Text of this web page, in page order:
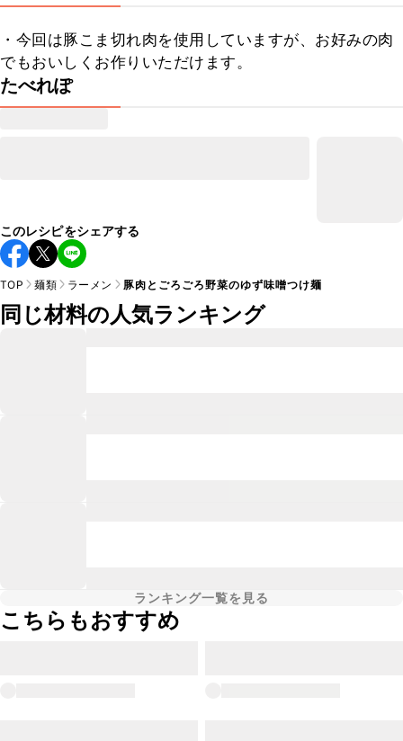
・今回は豚こま切れ肉を使用していますが、お好みの肉
でもおいしくお作りいただけます。
たべれぽ
このレシピをシェアする
TOP 麺類 ラーメン 豚肉とごろごろ野菜のゆず味噌つけ麺
同じ材料の人気ランキング
ランキング一覧を見る
こちらもおすすめ